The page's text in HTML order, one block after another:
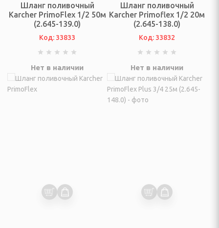
для обуви, шкафы
для украшений
Шланг поливочный
Karcher PrimoFlex 1/2 50м
(2.645-139.0)
Код: 33833
Нет в наличии
Шланг поливочный
Karcher Primoflex 1/2 20м
(2.645-138.0)
Код: 33832
Нет в наличии